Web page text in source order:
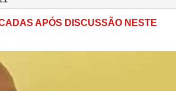
APÓS DISCUSSÃO NESTE